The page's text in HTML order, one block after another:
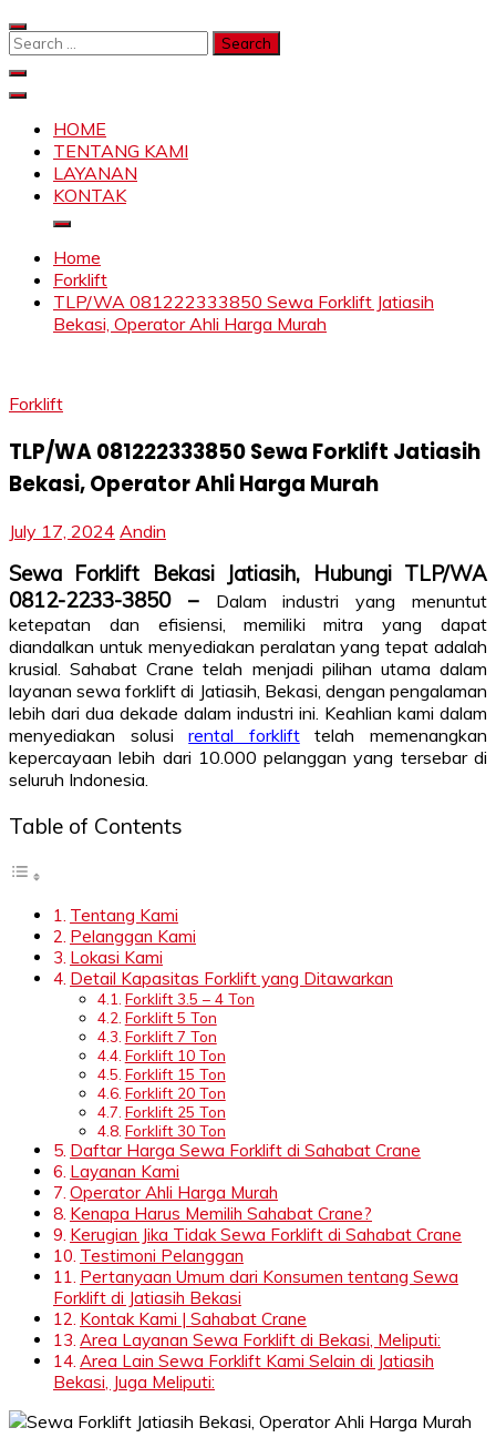
Skip
to
Search
SKYLIFTHOME
TENTANG KAMI
LAYANAN
KONTAK
Home
Forklift
TLP/WA 081222333850 Sewa Forklift Jatiasih
Bekasi, Operator Ahli Harga Murah
Forklift
TLP/WA 081222333850 Sewa Forklift Jatiasih
Bekasi, Operator Ahli Harga Murah
July 17, 2024 Andin
Sewa Forklift Bekasi Jatiasih, Hubungi TLP/WA
0812-2233-3850 –
Dalam industri yang menuntut
ketepatan dan efisiensi, memiliki mitra yang dapat
diandalkan untuk menyediakan peralatan yang tepat adalah
krusial. Sahabat Crane telah menjadi pilihan utama dalam
layanan sewa forklift di Jatiasih, Bekasi, dengan pengalaman
lebih dari dua dekade dalam industri ini. Keahlian kami dalam
menyediakan solusirental forklifttelah memenangkan
kepercayaan lebih dari 10.000 pelanggan yang tersebar di
seluruh Indonesia.
Table of Contents
Tentang Kami
Pelanggan Kami
Lokasi Kami
Detail Kapasitas Forklift yang Ditawarkan
Forklift 3.5 – 4 Ton
Forklift 5 Ton
Forklift 7 Ton
Forklift 10 Ton
Forklift 15 Ton
Forklift 20 Ton
Forklift 25 Ton
Forklift 30 Ton
Daftar Harga Sewa Forklift di Sahabat Crane
Layanan Kami
Operator Ahli Harga Murah
Kenapa Harus Memilih Sahabat Crane?
Kerugian Jika Tidak Sewa Forklift di Sahabat Crane
Testimoni Pelanggan
Pertanyaan Umum dari Konsumen tentang Sewa
Forklift di Jatiasih Bekasi
Kontak Kami | Sahabat Crane
Area Layanan Sewa Forklift di Bekasi, Meliputi:
Area Lain Sewa Forklift Kami Selain di Jatiasih
Bekasi, Juga Meliputi: